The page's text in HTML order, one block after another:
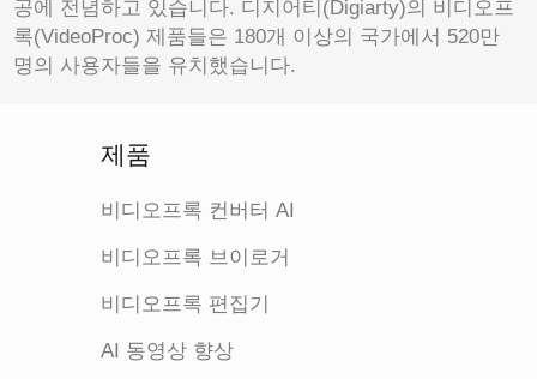
공에 전념하고 있습니다. 디지어티(Digiarty)의 비디오프
록(VideoProc) 제품들은 180개 이상의 국가에서 520만
명의 사용자들을 유치했습니다.
제품
비디오프록 컨버터 AI
비디오프록 브이로거
비디오프록 편집기
AI 동영상 향상